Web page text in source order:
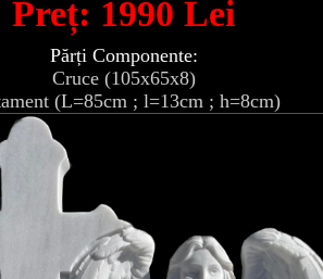
Preț: 1990 Lei
Părți Componente:
Cruce (105x65x8)
(L=85cm ; l=13cm ; h=8cm)